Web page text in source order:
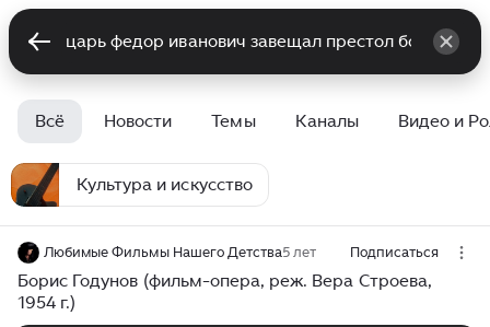
Всё Новости Темы Каналы Видео и
Культура и искусство
Любимые Фильмы Нашего Детства5 лет Подписаться
Борис Годунов (фильм-опера, реж. Вера Строева,
1954 г.)